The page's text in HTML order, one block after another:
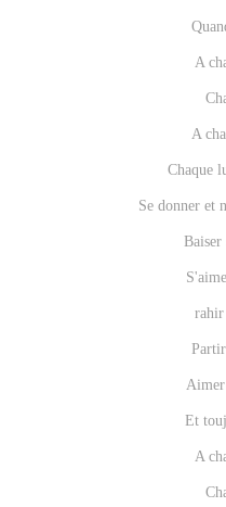
A
A
Chaque
Se donner et
Baiser
rahir
Aimer
Et
A